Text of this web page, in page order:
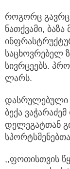
როგორც
ნათქვამი,
საცხოვრებელ
სივრცეებს.
ლარს.
დასრულებული
ბექა
დელეგატთან
,,ფოთისთვის